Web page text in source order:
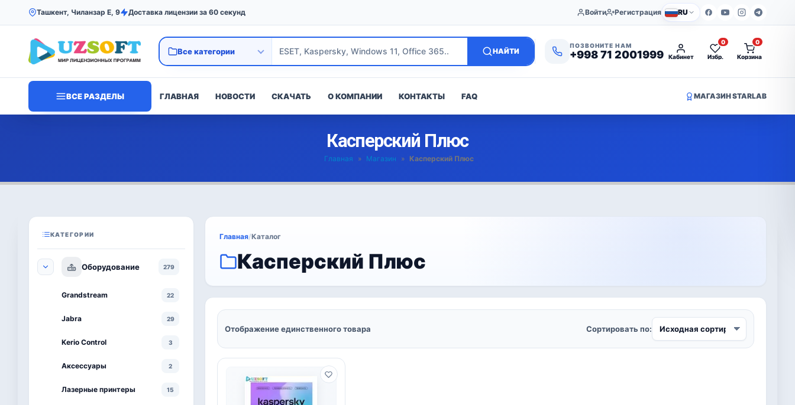
Ташкент, Чиланзар Е, 9 Доставка лицензии за 60 секунд Войти Регистрация RU
НАЙТИ
ПОЗВОНИТЕ НАМ
+998 71 2001999 Кабинет Избр.
0
Корзина
0
ВСЕ РАЗДЕЛЫ ГЛАВНАЯ НОВОСТИ СКАЧАТЬ О КОМПАНИИ КОНТАКТЫ FAQ МАГАЗИН STARLAB
Касперский Плюс
Главная » Магазин » Касперский Плюс
КАТЕГОРИИ
Оборудование 279
Grandstream 22
Jabra 29
Kerio Control 3
Аксессуары 2
Лазерные принтеры 15
Главная/Каталог
Касперский Плюс
Отображение единственного товара Сортировать по: